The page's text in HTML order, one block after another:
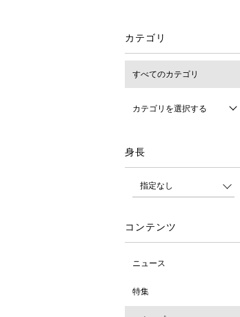
カテゴリ
すべてのカテゴリ
カテゴリを選択する
身長
コンテンツ
ニュース
特集